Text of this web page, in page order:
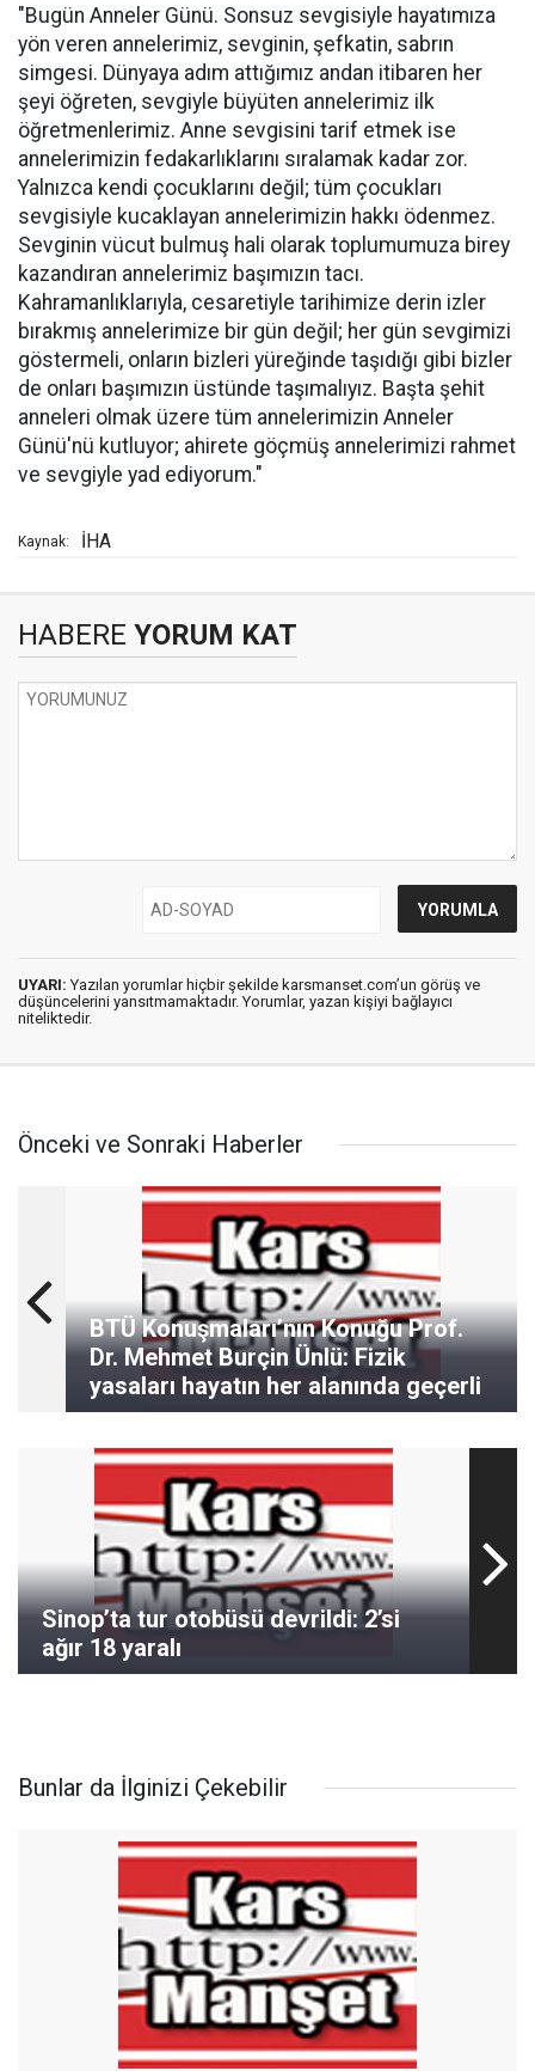
"Bugün Anneler Günü. Sonsuz sevgisiyle hayatımıza
yön veren annelerimiz, sevginin, şefkatin, sabrın
simgesi. Dünyaya adım attığımız andan itibaren her
şeyi öğreten, sevgiyle büyüten annelerimiz ilk
öğretmenlerimiz. Anne sevgisini tarif etmek ise
annelerimizin fedakarlıklarını sıralamak kadar zor.
Yalnızca kendi çocuklarını değil; tüm çocukları
sevgisiyle kucaklayan annelerimizin hakkı ödenmez.
Sevginin vücut bulmuş hali olarak toplumumuza birey
kazandıran annelerimiz başımızın tacı.
Kahramanlıklarıyla, cesaretiyle tarihimize derin izler
bırakmış annelerimize bir gün değil; her gün sevgimizi
göstermeli, onların bizleri yüreğinde taşıdığı gibi bizler
de onları başımızın üstünde taşımalıyız. Başta şehit
anneleri olmak üzere tüm annelerimizin Anneler
Günü'nü kutluyor; ahirete göçmüş annelerimizi rahmet
ve sevgiyle yad ediyorum."
Kaynak: İHA
HABERE YORUM KAT
UYARI: Yazılan yorumlar hiçbir şekilde karsmanset.com’un görüş ve
düşüncelerini yansıtmamaktadır. Yorumlar, yazan kişiyi bağlayıcı
niteliktedir.
Önceki ve Sonraki Haberler
BTÜ Konuşmaları’nın Konuğu Prof.
Dr. Mehmet Burçin Ünlü: Fizik
yasaları hayatın her alanında geçerli
Sinop’ta tur otobüsü devrildi: 2’si
ağır 18 yaralı
Bunlar da İlginizi Çekebilir